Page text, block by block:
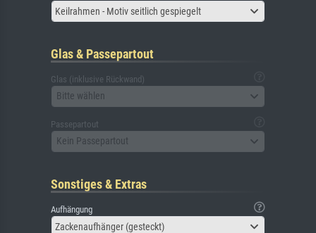
Keilrahmen - Motiv seitlich gespiegelt
Glas & Passepartout
Glas (inklusive Rückwand)
Bitte wählen
Passepartout
Kein Passepartout
Sonstiges & Extras
Aufhängung
Zackenaufhänger (gesteckt)